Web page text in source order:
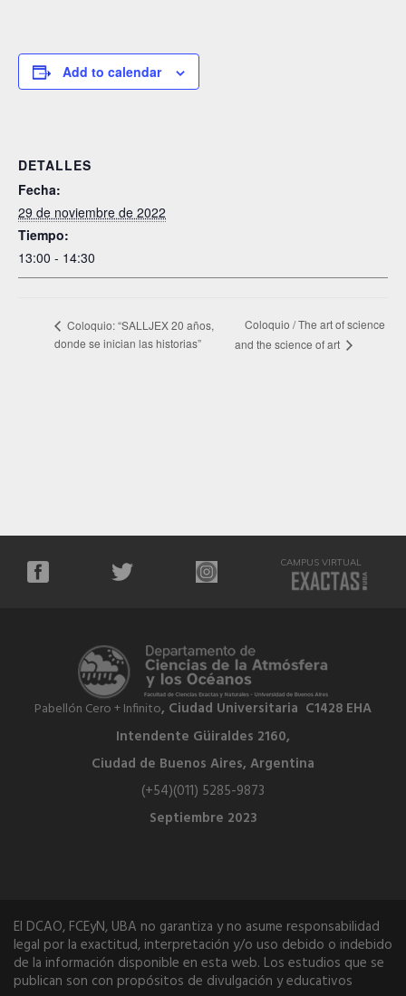
Add to calendar
DETALLES
Fecha:
29 de noviembre de 2022
Tiempo:
13:00 - 14:30
Coloquio: “SALLJEX 20 años,
donde se inician las historias”
Coloquio / The art of science
and the science of art
CAMPUS VIRTUAL
Pabellón Cero + Infinito, Ciudad Universitaria C1428 EHA
Intendente Güiraldes 2160,
Ciudad de Buenos Aires, Argentina
(+54)(011) 5285-9873
Septiembre 2023
El DCAO, FCEyN, UBA no garantiza y no asume responsabilidad
legal por la exactitud, interpretación y/o uso debido o indebido
de la información disponible en esta web. Los estudios que se
publican son con propósitos de divulgación y educativos